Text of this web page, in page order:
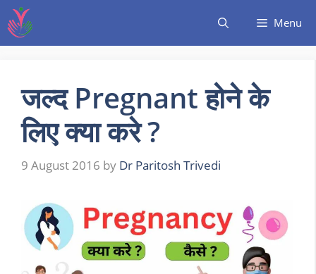
Menu
जल्द Pregnant होने के
लिए क्या करे ?
9 August 2016 by Dr Paritosh Trivedi